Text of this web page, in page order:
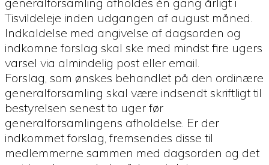
Tisvildeleje inden udgangen af august måned.
Indkaldelse med angivelse af dagsorden og
indkomne forslag skal ske med mindst fire ugers
varsel via almindelig post eller email.
Forslag, som ønskes behandlet på den ordinære
generalforsamling skal være indsendt skriftligt til
bestyrelsen senest to uger før
generalforsamlingens afholdelse. Er der
indkommet forslag, fremsendes disse til
medlemmerne sammen med dagsorden og det